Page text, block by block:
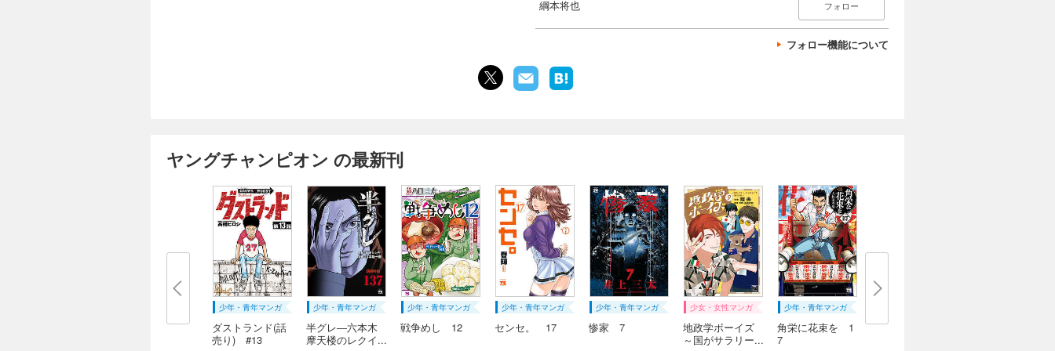
綱本将也 フォロー
フォロー機能について
ヤングチャンピオン の最新刊
少年・青年マンガ
ダストランド(話
売り) #13
少年・青年マンガ
半グレ―六本木
摩天楼のレクイ...
少年・青年マンガ
戦争めし 12
少年・青年マンガ
センセ。 17
少年・青年マンガ
惨家 7
少女・女性マンガ
地政学ボーイズ
～国がサラリー...
少年・青年マンガ
角栄に花束を 1
7